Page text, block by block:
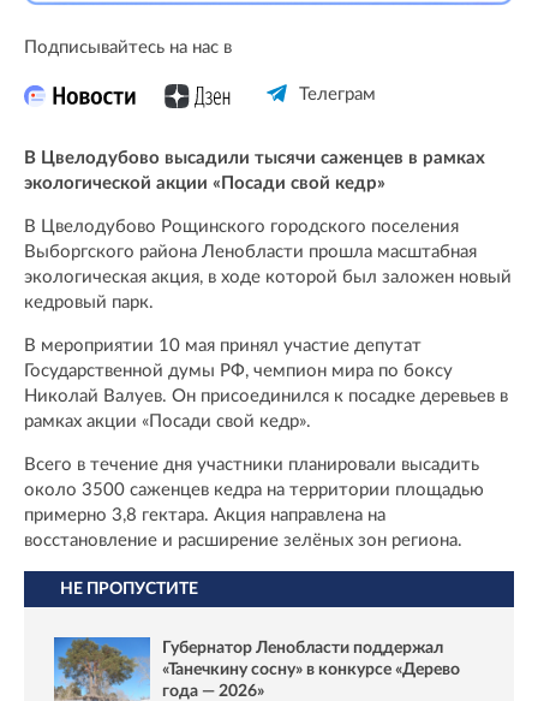
Подписывайтесь на нас в
Телеграм
В Цвелодубово высадили тысячи саженцев в рамках
экологической акции «Посади свой кедр»
В Цвелодубово Рощинского городского поселения
Выборгского района Ленобласти прошла масштабная
экологическая акция, в ходе которой был заложен новый
кедровый парк.
В мероприятии 10 мая принял участие депутат
Государственной думы РФ, чемпион мира по боксу
Николай Валуев. Он присоединился к посадке деревьев в
рамках акции «Посади свой кедр».
Всего в течение дня участники планировали высадить
около 3500 саженцев кедра на территории площадью
примерно 3,8 гектара. Акция направлена на
восстановление и расширение зелёных зон региона.
НЕ ПРОПУСТИТЕ
Губернатор Ленобласти поддержал
«Танечкину сосну» в конкурсе «Дерево
года — 2026»